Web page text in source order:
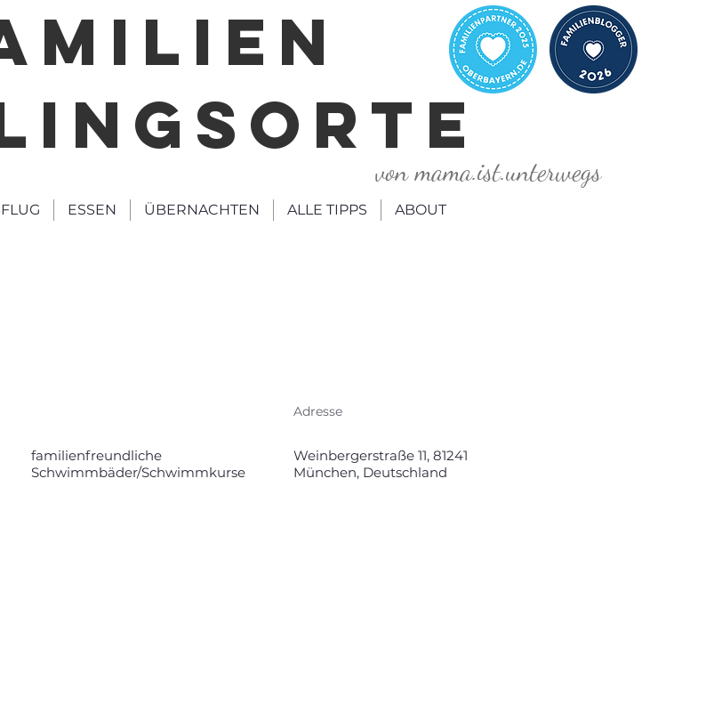
von mama.ist.unterwegs
ESSEN ÜBERNACHTEN ALLE TIPPS ABOUT
Adresse
familienfreundliche
Schwimmbäder/Schwimmkurse
Weinbergerstraße 11, 81241
München, Deutschland